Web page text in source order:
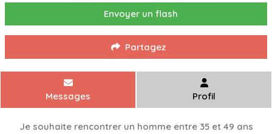
Envoyer un flash
Partagez
Messages Profil
Je souhaite rencontrer un homme entre 35 et 49 ans